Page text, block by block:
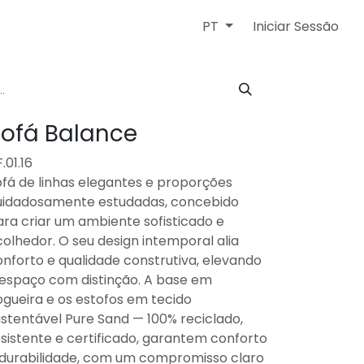
PT Iniciar Sessão
Balance
de linhas elegantes e proporções
estudadas, concebido
criar um ambiente sofisticado e
O seu design intemporal alia
e qualidade construtiva, elevando
com distinção. A base em
e os estofos em tecido
Pure Sand — 100% reciclado,
e certificado, garantem conforto
com um compromisso claro